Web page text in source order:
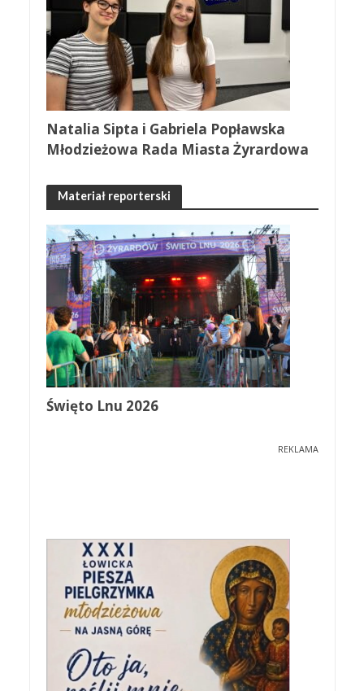
Natalia Sipta i Gabriela Popławska
Młodzieżowa Rada Miasta Żyrardowa
Materiał reporterski
Święto Lnu 2026
REKLAMA